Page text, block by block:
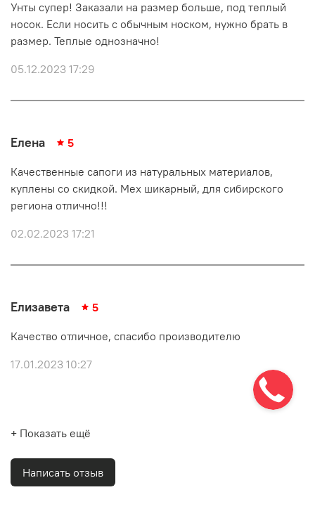
Унты супер! Заказали на размер больше, под теплый
носок. Если носить с обычным носком, нужно брать в
размер. Теплые однозначно!
05.12.2023 17:29
Елена 5
Качественные сапоги из натуральных материалов,
куплены со скидкой. Мех шикарный, для сибирского
региона отлично!!!
02.02.2023 17:21
Елизавета 5
Качество отличное, спасибо производителю
17.01.2023 10:27
+ Показать ещё
Написать отзыв